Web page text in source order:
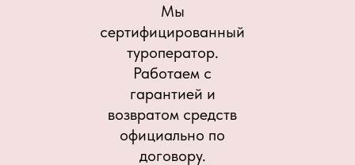
Мы
сертифицированный
туроператор.
Работаем с
гарантией и
возвратом средств
официально по
договору.